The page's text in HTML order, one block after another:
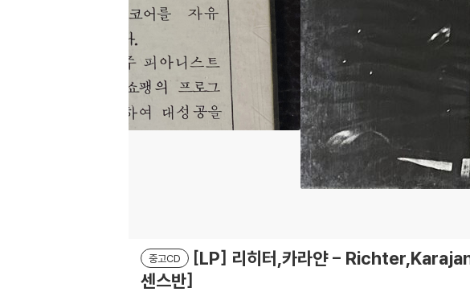
중고CD
[LP] 리히터,카라얀 -
센스반]